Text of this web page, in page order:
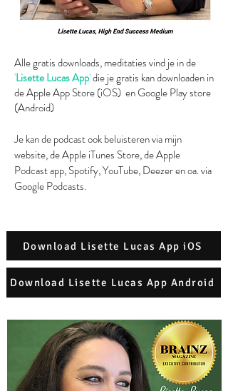
Alle gratis downloads, meditaties vind je in de
'Lisette Lucas App'die je gratis kan downloaden in
de Apple App Store (iOS) en Google Play store
(Android)
Je kan de podcast ook beluisteren via mijn
website, de Apple iTunes Store, de Apple
Podcast app, Spotify, YouTube, Deezer en oa. via
Google Podcasts.
Download Lisette Lucas App iOS
Download Lisette Lucas App Android